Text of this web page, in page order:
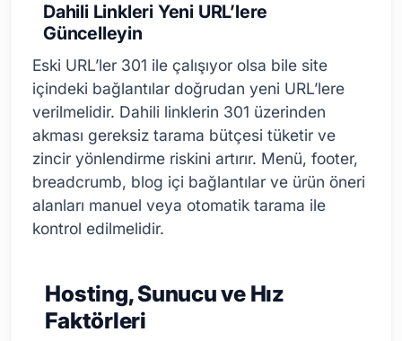
Dahili Linkleri Yeni URL’lere
Güncelleyin
Eski URL’ler 301 ile çalışıyor olsa bile site
içindeki bağlantılar doğrudan yeni URL’lere
verilmelidir. Dahili linklerin 301 üzerinden
akması gereksiz tarama bütçesi tüketir ve
zincir yönlendirme riskini artırır. Menü, footer,
breadcrumb, blog içi bağlantılar ve ürün öneri
alanları manuel veya otomatik tarama ile
kontrol edilmelidir.
Hosting, Sunucu ve Hız
Faktörleri